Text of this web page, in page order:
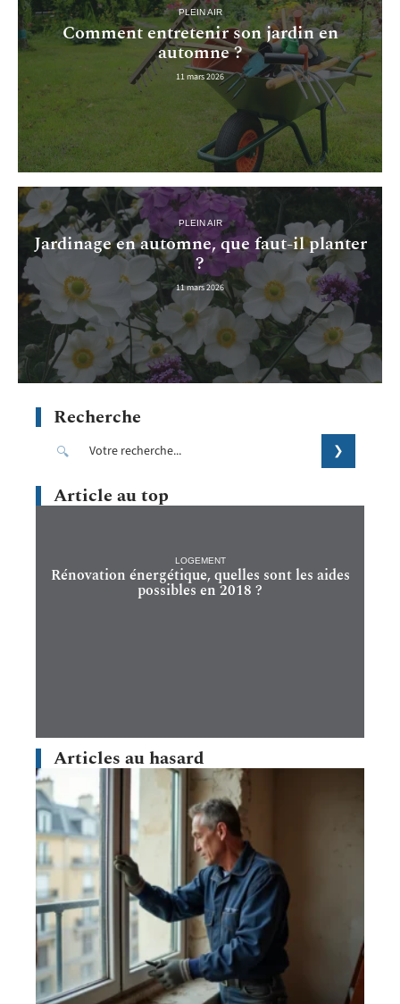
PLEIN AIR
Comment entretenir son jardin en
automne ?
11 mars 2026
PLEIN AIR
Jardinage en automne, que faut-il planter
?
11 mars 2026
Recherche
Article au top
LOGEMENT
Rénovation énergétique, quelles sont les aides
possibles en 2018 ?
Articles au hasard